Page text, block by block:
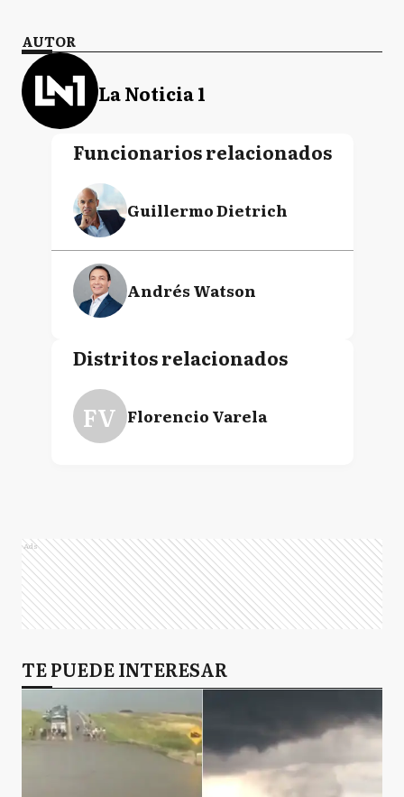
AUTOR
La Noticia 1
Funcionarios relacionados
Guillermo Dietrich
Andrés Watson
Distritos relacionados
FV Florencio Varela
Ads
TE PUEDE INTERESAR